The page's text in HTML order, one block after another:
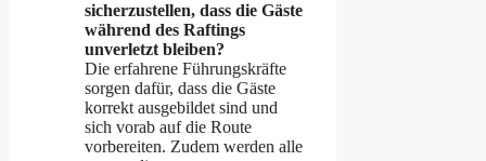
sicherzustellen, dass die Gäste
während des Raftings
unverletzt bleiben?
Die erfahrene Führungskräfte
sorgen dafür, dass die Gäste
korrekt ausgebildet sind und
sich vorab auf die Route
vorbereiten. Zudem werden alle